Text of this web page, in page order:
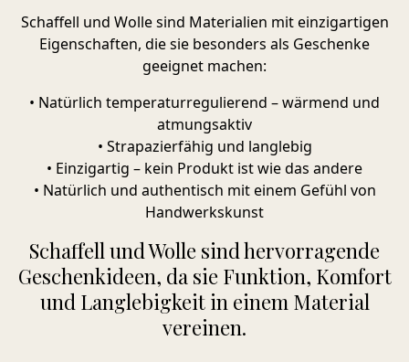
Schaffell und Wolle sind Materialien mit einzigartigen
Eigenschaften, die sie besonders als Geschenke
geeignet machen:
• Natürlich temperaturregulierend – wärmend und
atmungsaktiv
• Strapazierfähig und langlebig
• Einzigartig – kein Produkt ist wie das andere
• Natürlich und authentisch mit einem Gefühl von
Handwerkskunst
Schaffell und Wolle sind hervorragende
Geschenkideen, da sie Funktion, Komfort
und Langlebigkeit in einem Material
vereinen.